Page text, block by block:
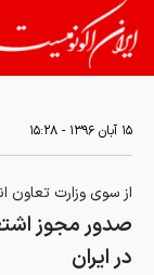
۱۵ آبان ۱۳۹۶ - ۱۵:۲۸
از سوی وزارت تعاون
صدور مجوز
در ایران